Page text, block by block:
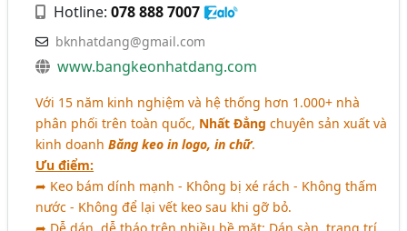
Hotline:078 888 7007
bknhatdang@gmail.com
www.bangkeonhatdang.com
Với 15 năm kinh nghiệm và hệ thống hơn 1.000+ nhà
phân phối trên toàn quốc, Nhất Đẳngchuyên sản xuất và
kinh doanhBăng keo in logo, in chữ.
Ưu điểm:
➦ Keo bám dính mạnh - Không bị xé rách - Không thấm
nước - Không để lại vết keo sau khi gỡ bỏ.
➦ Dễ dán, dễ tháo trên nhiều bề mặt: Dán sàn, trang trí,